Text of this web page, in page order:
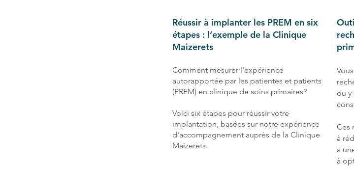
Réussir à implanter les PREM en six
étapes : l’exemple de la Clinique
Maizerets
Comment mesurer l'expérience
autorapportée par les patientes et patients
(PREM) en clinique de soins primaires?
Voici six étapes pour réussir votre
implantation, basées sur notre expérience
d'accompagnement auprès de la Clinique
Maizerets.
ou y
Ces
à
à
à